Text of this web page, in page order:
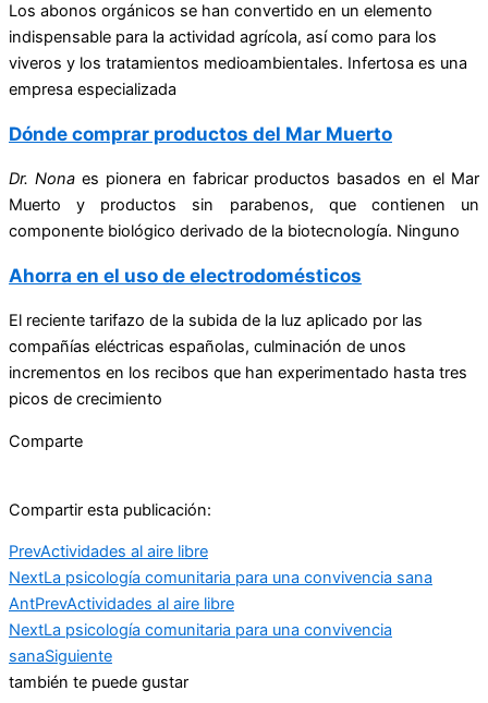
Los abonos orgánicos se han convertido en un elemento
indispensable para la actividad agrícola, así como para los
viveros y los tratamientos medioambientales. Infertosa es una
empresa especializada
Dónde comprar productos del Mar Muerto
Dr. Nonaes pionera en fabricar productos basados en el Mar
Muerto y productos sin parabenos, que contienen un
componente biológico derivado de la biotecnología. Ninguno
Ahorra en el uso de electrodomésticos
El reciente tarifazo de la subida de la luz aplicado por las
compañías eléctricas españolas, culminación de unos
incrementos en los recibos que han experimentado hasta tres
picos de crecimiento
Comparte
Compartir esta publicación:
PrevActividades al aire libre
NextLa psicología comunitaria para una convivencia sana
AntPrevActividades al aire libre
NextLa psicología comunitaria para una convivencia
sanaSiguiente
también te puede gustar